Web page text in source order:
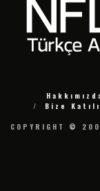
Bize
COPYRIGHT ©